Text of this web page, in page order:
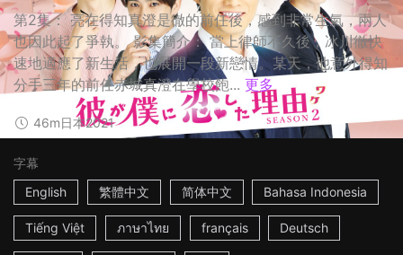
第2集： 亮在得知真澄是徹的前任後，感到非常生氣，兩人
也因此起了爭執。 影集簡介： 當上律師不久後，冰川徹快
速地適應了新生活，也展開一段新戀情。某天，他意外得知
分手三年的前任赤城真澄在學校飽... 更多
46m日本2021
字幕
English
繁體中文 简体中文 Bahasa Indonesia
Tiếng Việt ภาษาไทย français Deutsch